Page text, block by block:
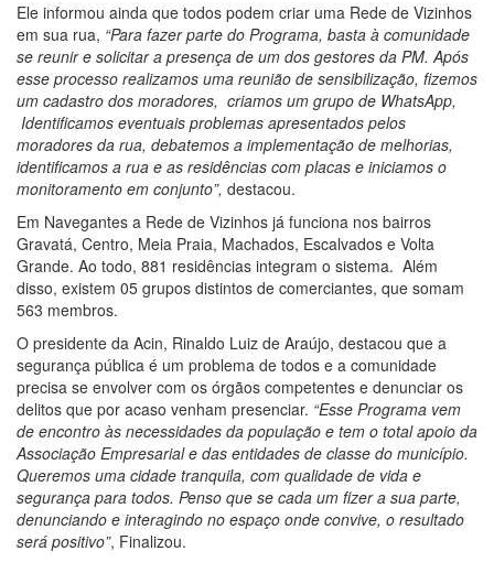
Ele informou ainda que todos podem criar uma Rede de Vizinhos
em sua rua, “Para fazer parte do Programa, basta à comunidade
se reunir e solicitar a presença de um dos gestores da PM. Após
esse processo realizamos uma reunião de sensibilização, fizemos
um cadastro dos moradores, criamos um grupo de WhatsApp,
Identificamos eventuais problemas apresentados pelos
moradores da rua, debatemos a implementação de melhorias,
identificamos a rua e as residências com placas e iniciamos o
monitoramento em conjunto”, destacou.
Em Navegantes a Rede de Vizinhos já funciona nos bairros
Gravatá, Centro, Meia Praia, Machados, Escalvados e Volta
Grande. Ao todo, 881 residências integram o sistema. Além
disso, existem 05 grupos distintos de comerciantes, que somam
563 membros.
O presidente da Acin, Rinaldo Luiz de Araújo, destacou que a
segurança pública é um problema de todos e a comunidade
precisa se envolver com os órgãos competentes e denunciar os
delitos que por acaso venham presenciar. “Esse Programa vem
de encontro às necessidades da população e tem o total apoio da
Associação Empresarial e das entidades de classe do município.
Queremos uma cidade tranquila, com qualidade de vida e
segurança para todos. Penso que se cada um fizer a sua parte,
denunciando e interagindo no espaço onde convive, o resultado
será positivo”, Finalizou.